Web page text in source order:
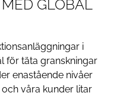
GLOBAL
i
för täta granskningar
enastående nivåer
våra kunder litar